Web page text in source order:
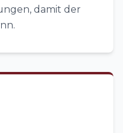
damit der